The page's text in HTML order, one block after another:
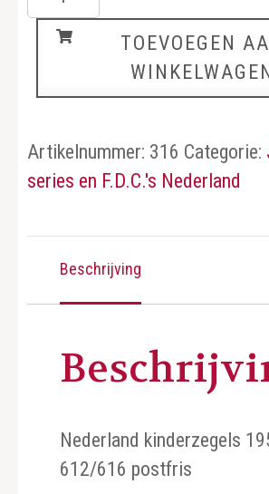
aantal
TOEVOEGEN
Artikelnummer: 316 Categorie:
series en F.D.C.'s Nederland
Beschrijving
Nederland kinderzegels
612/616 postfris